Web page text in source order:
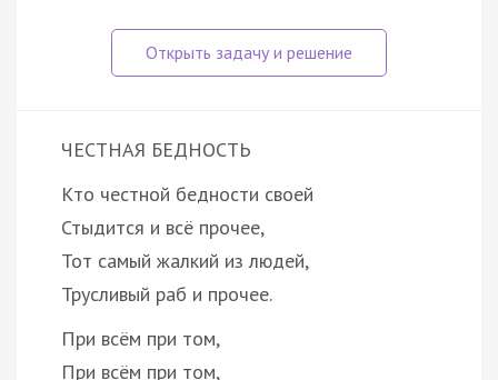
ЧЕСТНАЯ БЕДНОСТЬ
Кто честной бедности своей
Стыдится и всё прочее,
Тот самый жалкий из людей,
Трусливый раб и прочее.
При всём при том,
При всём при том,